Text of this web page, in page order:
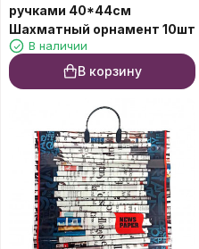
ручками 40*44см
Шахматный орнамент 10шт
В наличии
В корзину